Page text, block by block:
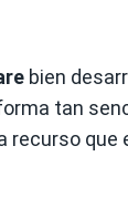
bien
tan
recurso que